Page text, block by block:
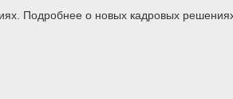
Подробнее о новых кадровых